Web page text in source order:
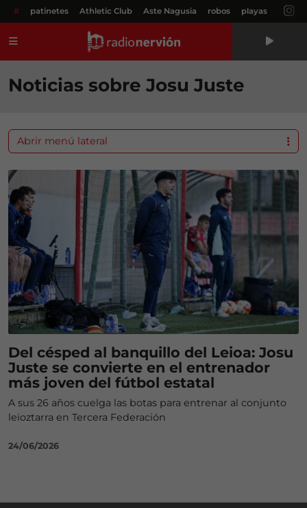
# patinetes Athletic Club Aste Nagusia robos playas
Noticias sobre Josu Juste
Del césped al banquillo del Leioa: Josu
Juste se convierte en el entrenador
más joven del fútbol estatal
A sus 26 años cuelga las botas para entrenar al conjunto
leioztarra en Tercera Federación
24/06/2026
Abrir menú lateral